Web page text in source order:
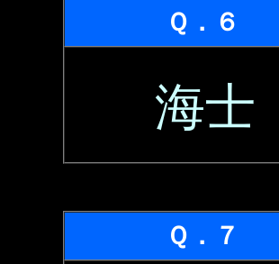
Ｑ．６
海士
Ｑ．７